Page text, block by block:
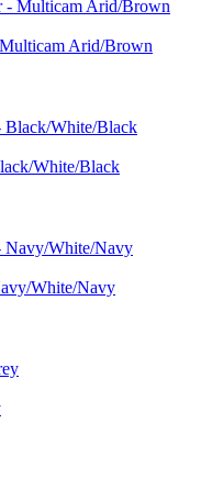
Arid/Brown
White/Black
White/Navy